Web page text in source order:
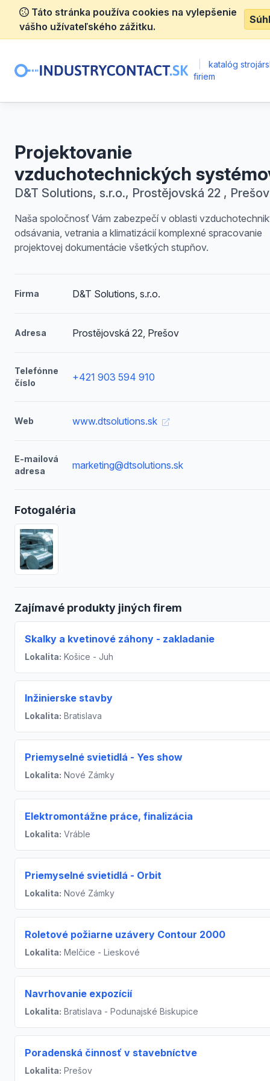
Táto stránka používa cookies na vylepšenie
vášho užívateľského zážitku.
katalóg
firiem
Projektovanie
vzduchotechnických
D&T Solutions, s.r.o., Prostějovská 22 , Prešov
Naša spoločnosť Vám zabezpečí v oblasti
odsávania, vetrania a klimatizácií komplexné spracovanie
projektovej dokumentácie všetkých stupňov.
Firma D&T Solutions, s.r.o.
Adresa Prostějovská 22, Prešov
Telefónne
číslo
+421 903 594 910
Web www.dtsolutions.sk
E-mailová
adresa
marketing@dtsolutions.sk
Fotogaléria
Zajímavé produkty jiných firem
Skalky a kvetinové záhony - zakladanie
Lokalita: Košice - Juh
Inžinierske stavby
Lokalita: Bratislava
Priemyselné svietidlá - Yes show
Lokalita: Nové Zámky
Elektromontážne práce, finalizácia
Lokalita: Vráble
Priemyselné svietidlá - Orbit
Lokalita: Nové Zámky
Roletové požiarne uzávery Contour 2000
Lokalita: Melčice - Lieskové
Navrhovanie expozícií
Lokalita: Bratislava - Podunajské Biskupice
Poradenská činnosť v stavebníctve
Lokalita: Prešov